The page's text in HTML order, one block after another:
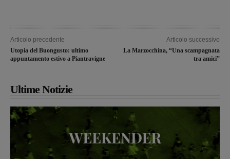
Articolo precedente
Utopia del Buongusto: ultimo
appuntamento estivo a Piantravigne
Articolo successivo
La Marzocchina, “Una scampagnata
tra amici”
Ultime Notizie